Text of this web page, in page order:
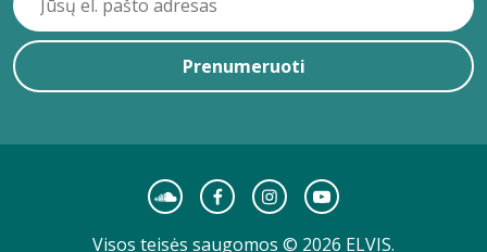
Prenumeruoti
Visos teisės saugomos © 2026 ELVIS.